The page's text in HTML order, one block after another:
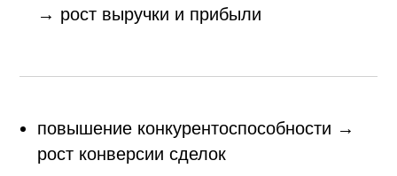
→ рост выручки и прибыли
повышение конкурентоспособности →
рост конверсии сделок